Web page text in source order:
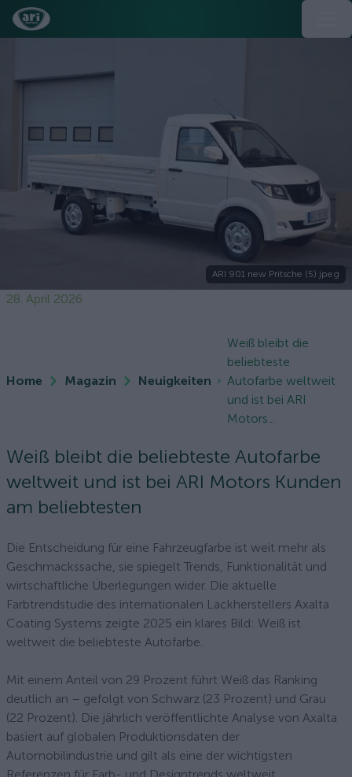
ARI 901 new Pritsche (5).jpeg
28. April 2026
Home Magazin Neuigkeiten
Weiß bleibt die
beliebteste
Autofarbe weltweit
und ist bei ARI
Motors...
Weiß bleibt die beliebteste Autofarbe
weltweit und ist bei ARI Motors Kunden
am beliebtesten
Die Entscheidung für eine Fahrzeugfarbe ist weit mehr als
Geschmackssache, sie spiegelt Trends, Funktionalität und
wirtschaftliche Überlegungen wider. Die aktuelle
Farbtrendstudie des internationalen Lackherstellers Axalta
Coating Systems zeigte 2025 ein klares Bild: Weiß ist
weltweit die beliebteste Autofarbe.
Mit einem Anteil von 29 Prozent führt Weiß das Ranking
deutlich an – gefolgt von Schwarz (23 Prozent) und Grau
(22 Prozent). Die jährlich veröffentlichte Analyse von Axalta
basiert auf globalen Produktionsdaten der
Automobilindustrie und gilt als eine der wichtigsten